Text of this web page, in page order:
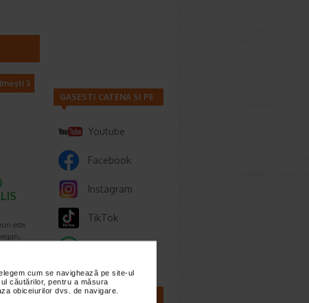
cum se navighează pe site-ul
căutărilor, pentru a măsura
obiceiurilor dvs. de navigare.
3
este
GASESTI CATENA SI PE
Youtube
Facebook
Instagram
TikTok
CALCULATOARE